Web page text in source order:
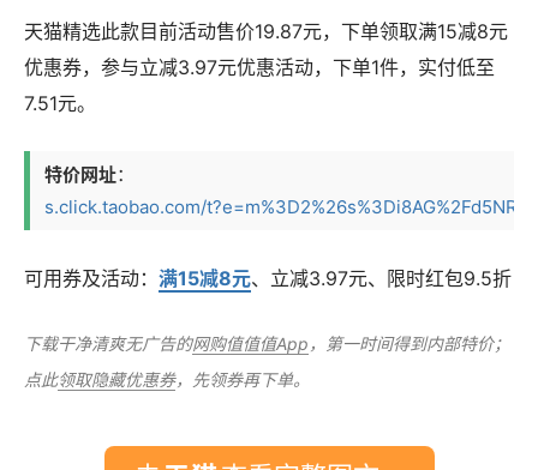
天猫精选此款目前活动售价19.87元，下单领取满15减8元
优惠券，参与立减3.97元优惠活动，下单1件，实付低至
7.51元。
特价网址：
s.click.taobao.com/
可用券及活动： 满15减8元、立减3.97元、限时红包9.5折
下载干净清爽无广告的网购值值值App ，第一时间得到内部特价；
点此领取隐藏优惠券，先领券再下单。